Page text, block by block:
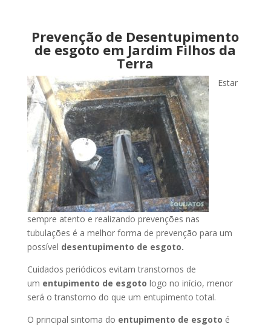
Prevenção de Desentupimento
de esgoto em Jardim Filhos da
Terra
Estar
sempre atento e realizando prevenções nas
tubulações é a melhor forma de prevenção para um
possível desentupimento de esgoto.
Cuidados periódicos evitam transtornos de
um entupimento de esgoto logo no início, menor
será o transtorno do que um entupimento total.
O principal sintoma do entupimento de esgoto é